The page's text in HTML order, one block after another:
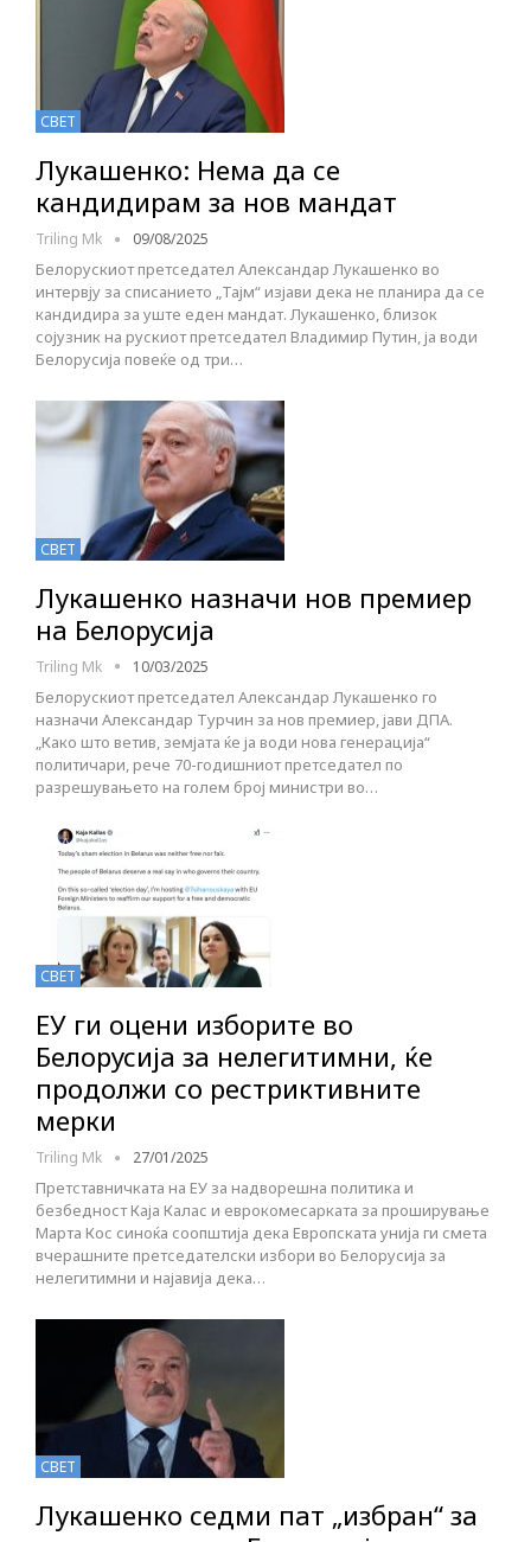
СВЕТ
Лукашенко: Нема да се
кандидирам за нов мандат
Triling Mk 09/08/2025
Белорускиот претседател Александар Лукашенко во
интервју за списанието „Тајм“ изјави дека не планира да се
кандидира за уште еден мандат. Лукашенко, близок
сојузник на рускиот претседател Владимир Путин, ја води
Белорусија повеќе од три…
СВЕТ
Лукашенко назначи нов премиер
на Белорусија
Triling Mk 10/03/2025
Белорускиот претседател Александар Лукашенко го
назначи Александар Турчин за нов премиер, јави ДПА.
„Како што ветив, земјата ќе ја води нова генерација“
политичари, рече 70-годишниот претседател по
разрешувањето на голем број министри во…
СВЕТ
ЕУ ги оцени изборите во
Белорусија за нелегитимни, ќе
продолжи со рестриктивните
мерки
Triling Mk 27/01/2025
Претставничката на ЕУ за надворешна политика и
безбедност Каја Калас и еврокомесарката за проширување
Марта Кос синоќа соопштија дека Европската унија ги смета
вчерашните претседателски избори во Белорусија за
нелегитимни и најавија дека…
СВЕТ
Лукашенко седми пат „избран“ за